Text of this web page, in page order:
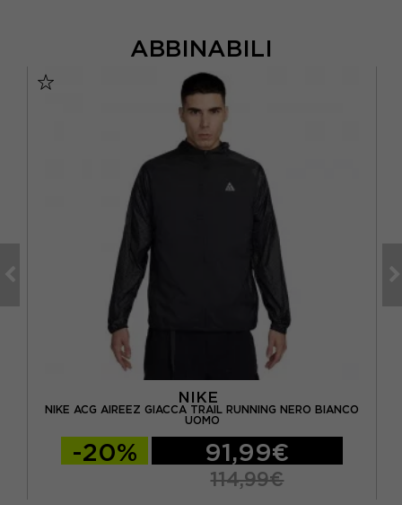
ABBINABILI
NIKE
NIKE ACG AIREEZ GIACCA TRAIL RUNNING NERO BIANCO
UOMO
-20% 91,99€
114,99€